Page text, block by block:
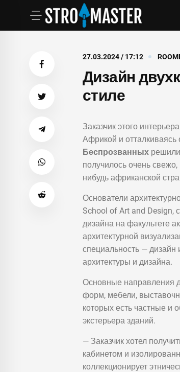
27.03.2024 / 17:12
Дизайн
стиле
Заказчик этого
Африкой и
Беспрозванных
получилось очень
нибудь африканской
Основатели
School of Art and Design,
дизайна на факультете
архитектурной
специальность —
архитектуры и дизайна.
Основные направления
форм, мебели,
которых есть частные и
экстерьера зданий.
— Заказчик хотел
кабинетом и
коллекционирует